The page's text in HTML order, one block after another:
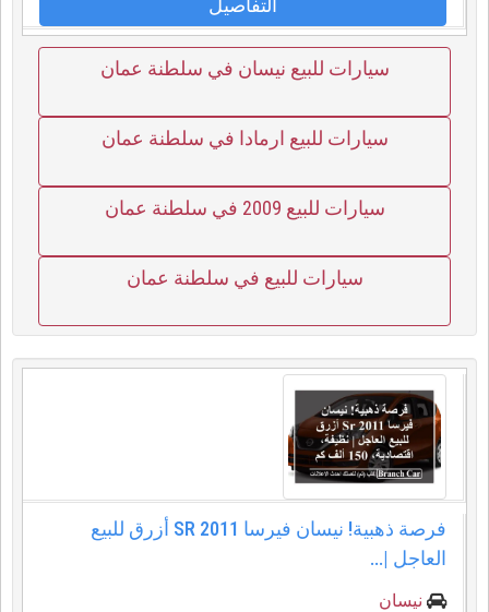
التفاصيل
سيارات للبيع نيسان في سلطنة عمان
سيارات للبيع ارمادا في سلطنة عمان
سيارات للبيع 2009 في سلطنة عمان
سيارات للبيع في سلطنة عمان
فرصة ذهبية! نيسان فيرسا SR 2011 أزرق للبيع
العاجل |...
نيسان